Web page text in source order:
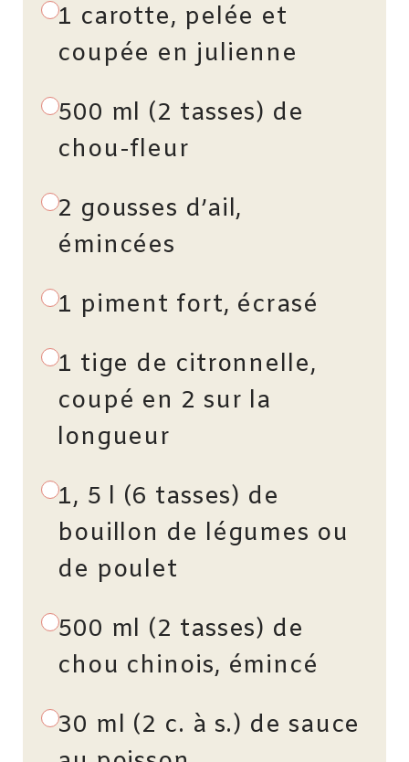
1 carotte, pelée et
coupée en julienne
500 ml (2 tasses) de
chou-fleur
2 gousses d’ail,
émincées
1 piment fort, écrasé
1 tige de citronnelle,
coupé en 2 sur la
longueur
1, 5 l (6 tasses) de
bouillon de légumes ou
de poulet
500 ml (2 tasses) de
chou chinois, émincé
30 ml (2 c. à s.) de sauce